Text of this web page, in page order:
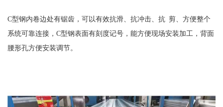
C型钢内卷边处有锯齿，可以有效抗滑、抗冲击、抗 剪、方便整个
系统可靠连接，C型钢表面有刻度记号，能方便现场安装加工，背面
腰形孔方便安装调节。